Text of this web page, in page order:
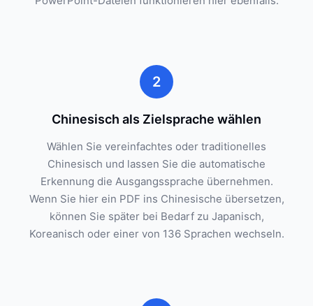
2
Chinesisch als Zielsprache wählen
Wählen Sie vereinfachtes oder traditionelles
Chinesisch und lassen Sie die automatische
Erkennung die Ausgangssprache übernehmen.
Wenn Sie hier ein PDF ins Chinesische übersetzen,
können Sie später bei Bedarf zu Japanisch,
Koreanisch oder einer von 136 Sprachen wechseln.